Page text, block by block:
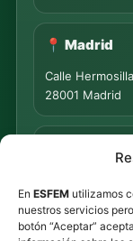
En ESFEM utilizamos
nuestros servicios
botón “Aceptar”
📍 Madrid
Calle
28001 Madrid
📍 PUNTO
32003 Ourense
Tel. 639 44 55